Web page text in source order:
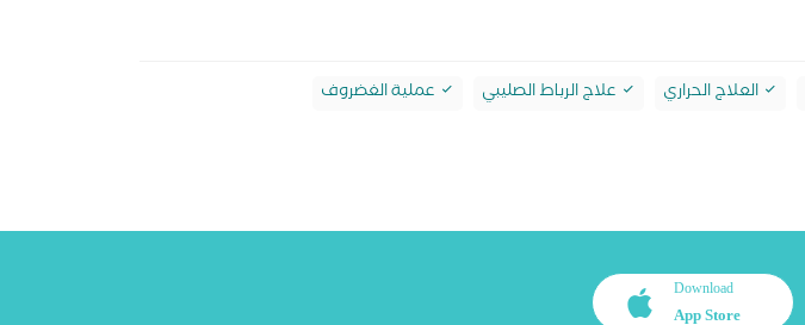
العلاج الحراري علاج الرباط الصليبي
عملية الغضروف
Download
App Store